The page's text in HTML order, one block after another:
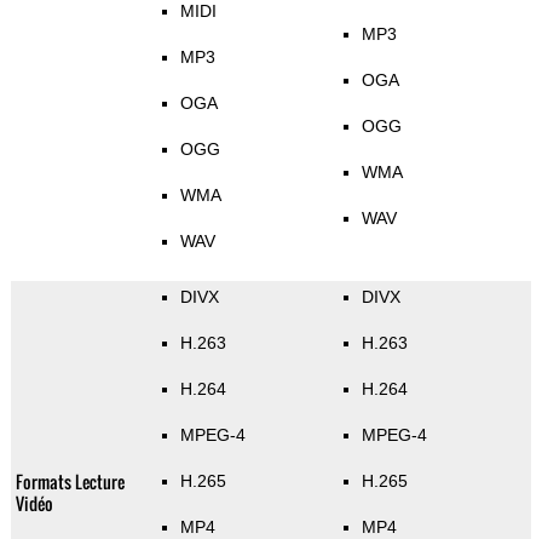
MIDI
MP3
OGA
OGG
WMA
WAV
MP3
OGA
OGG
WMA
WAV
Formats Lecture
Vidéo
DIVX
H.263
H.264
MPEG-4
H.265
MP4
DIVX
H.263
H.264
MPEG-4
H.265
MP4